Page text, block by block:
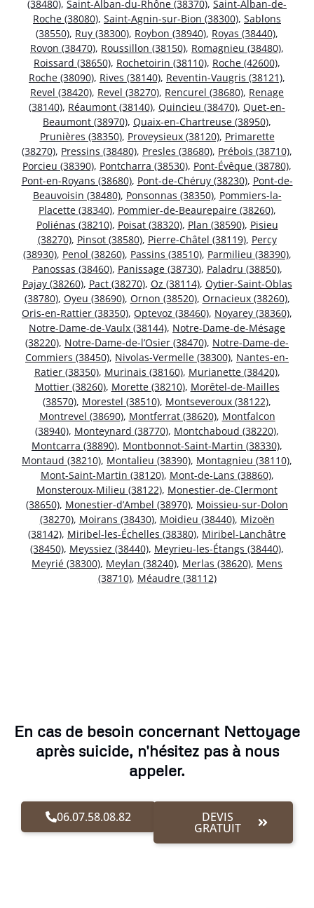
(38480), Saint-Alban-du-Rhône (38370), Saint-Alban-de-
Roche (38080), Saint-Agnin-sur-Bion (38300), Sablons
(38550), Ruy (38300), Roybon (38940), Royas (38440),
Rovon (38470), Roussillon (38150), Romagnieu (38480),
Roissard (38650), Rochetoirin (38110), Roche (42600),
Roche (38090), Rives (38140), Reventin-Vaugris (38121),
Revel (38420), Revel (38270), Rencurel (38680), Renage
(38140), Réaumont (38140), Quincieu (38470), Quet-en-
Beaumont (38970), Quaix-en-Chartreuse (38950),
Prunières (38350), Proveysieux (38120), Primarette
(38270), Pressins (38480), Presles (38680), Prébois (38710),
Porcieu (38390), Pontcharra (38530), Pont-Évêque (38780),
Pont-en-Royans (38680), Pont-de-Chéruy (38230), Pont-de-
Beauvoisin (38480), Ponsonnas (38350), Pommiers-la-
Placette (38340), Pommier-de-Beaurepaire (38260),
Poliénas (38210), Poisat (38320), Plan (38590), Pisieu
(38270), Pinsot (38580), Pierre-Châtel (38119), Percy
(38930), Penol (38260), Passins (38510), Parmilieu (38390),
Panossas (38460), Panissage (38730), Paladru (38850),
Pajay (38260), Pact (38270), Oz (38114), Oytier-Saint-Oblas
(38780), Oyeu (38690), Ornon (38520), Ornacieux (38260),
Oris-en-Rattier (38350), Optevoz (38460), Noyarey (38360),
Notre-Dame-de-Vaulx (38144), Notre-Dame-de-Mésage
(38220), Notre-Dame-de-l’Osier (38470), Notre-Dame-de-
Commiers (38450), Nivolas-Vermelle (38300), Nantes-en-
Ratier (38350), Murinais (38160), Murianette (38420),
Mottier (38260), Morette (38210), Morêtel-de-Mailles
(38570), Morestel (38510), Montseveroux (38122),
Montrevel (38690), Montferrat (38620), Montfalcon
(38940), Monteynard (38770), Montchaboud (38220),
Montcarra (38890), Montbonnot-Saint-Martin (38330),
Montaud (38210), Montalieu (38390), Montagnieu (38110),
Mont-Saint-Martin (38120), Mont-de-Lans (38860),
Monsteroux-Milieu (38122), Monestier-de-Clermont
(38650), Monestier-d’Ambel (38970), Moissieu-sur-Dolon
(38270), Moirans (38430), Moidieu (38440), Mizoën
(38142), Miribel-les-Échelles (38380), Miribel-Lanchâtre
(38450), Meyssiez (38440), Meyrieu-les-Étangs (38440),
Meyrié (38300), Meylan (38240), Merlas (38620), Mens
(38710), Méaudre (38112)
En cas de besoin concernant Nettoyage
après suicide, n'hésitez pas à nous
appeler.
06.07.58.08.82 DEVIS
GRATUIT